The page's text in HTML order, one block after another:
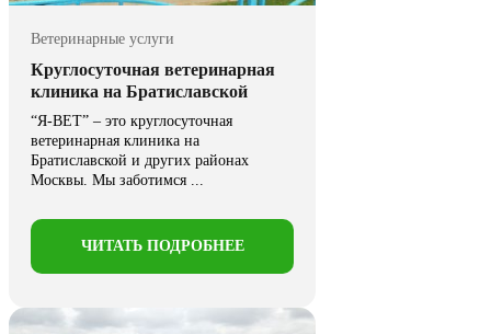
Ветеринарные услуги
Круглосуточная ветеринарная
клиника на Братиславской
“Я-ВЕТ” – это круглосуточная
ветеринарная клиника на
Братиславской и других районах
Москвы. Мы заботимся ...
ЧИТАТЬ ПОДРОБНЕЕ